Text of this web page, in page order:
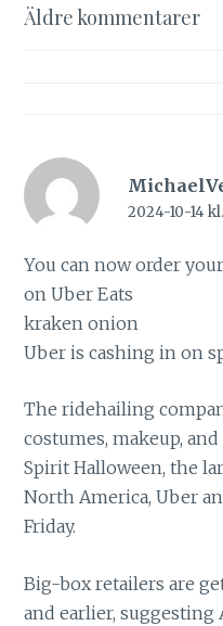
Äldre kommentarer
2024-10-14
You can now order
on Uber Eats
kraken onion
Uber is cashing in on
The ridehailing
costumes, makeup,
Spirit Halloween, the
North America, Uber
Friday.
Big-box retailers are
and earlier, suggesting